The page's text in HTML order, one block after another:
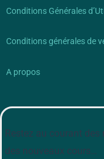
Conditions Générales
Conditions générales de
A propos
Restez au courant
des nouveaux cours…